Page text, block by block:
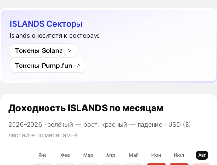
ISLANDS Секторы
Islands оноситстя к секторам:
Токены Solana
Токены Pump.fun
Доходность ISLANDS по месяцам
2026–2026 ·зелёный — рост, красный — падение · USD ($)
листайте по месяцам →
Янв Фев Мар Апр Май Июн Июл Авг